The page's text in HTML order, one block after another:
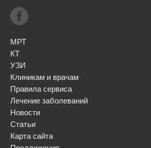
МРТ
КТ
УЗИ
Клиникам и врачам
Правила сервиса
Лечение заболеваний
Новости
Статьи
Карта сайта